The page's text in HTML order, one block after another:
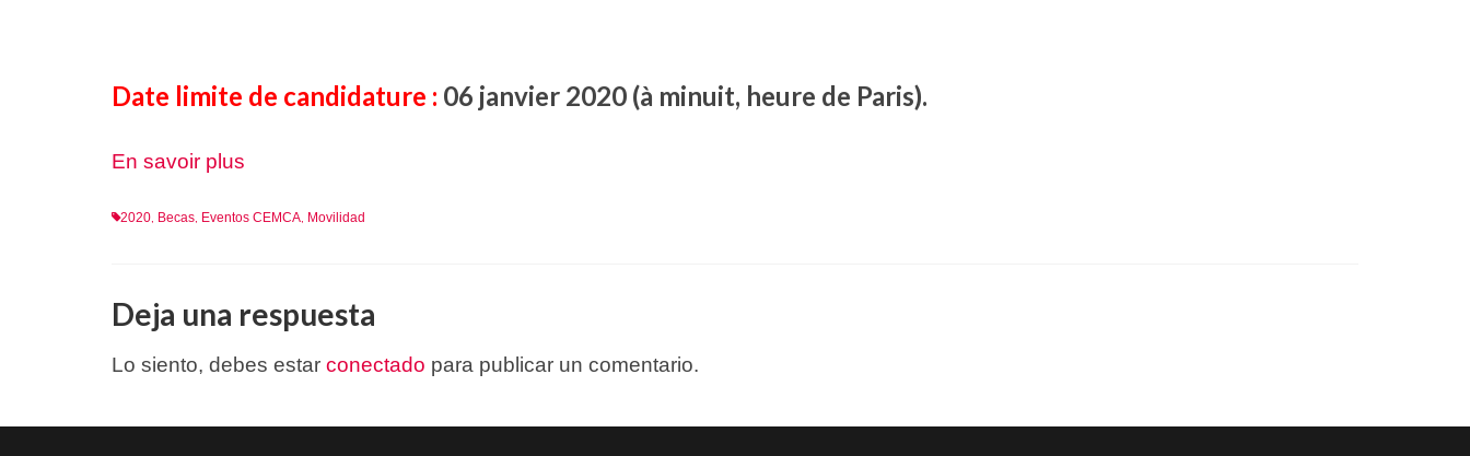
Date limite de candidature : 06 janvier 2020 (à minuit, heure de Paris).
En savoir plus
2020 Becas Eventos CEMCA Movilidad
Deja una respuesta
Lo siento, debes estar conectado para publicar un comentario.